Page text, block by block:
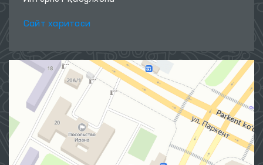
Сайт харитаси